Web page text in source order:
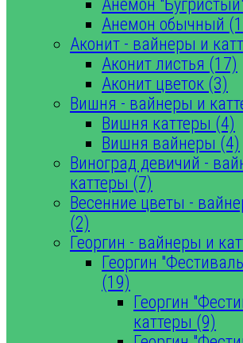
Анемон
Анемон обычный
Аконит - вайнеры и
Аконит листья (17)
Аконит цветок (3)
Вишня - вайнеры и
Вишня каттеры (4)
Вишня вайнеры (4)
Виноград девичий -
каттеры (7)
Весенние цветы -
(2)
Георгин - вайнеры и
Георгин
(19)
Георгин
каттеры (9)